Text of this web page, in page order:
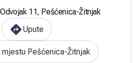
11, Pešćenica-Žitnjak
Upute
mjestu Pešćenica-Žitnjak